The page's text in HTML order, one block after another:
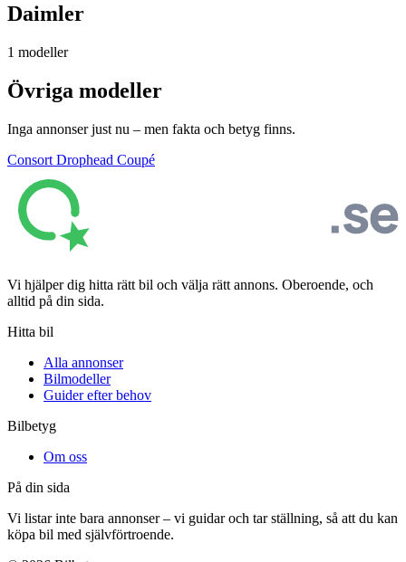
Daimler
1 modeller
Övriga modeller
Inga annonser just nu – men fakta och betyg finns.
Consort Drophead Coupé
Vi hjälper dig hitta rätt bil och välja rätt annons. Oberoende, och
alltid på din sida.
Hitta bil
Alla annonser
Bilmodeller
Guider efter behov
Bilbetyg
Om oss
På din sida
Vi listar inte bara annonser – vi guidar och tar ställning, så att du kan
köpa bil med självförtroende.